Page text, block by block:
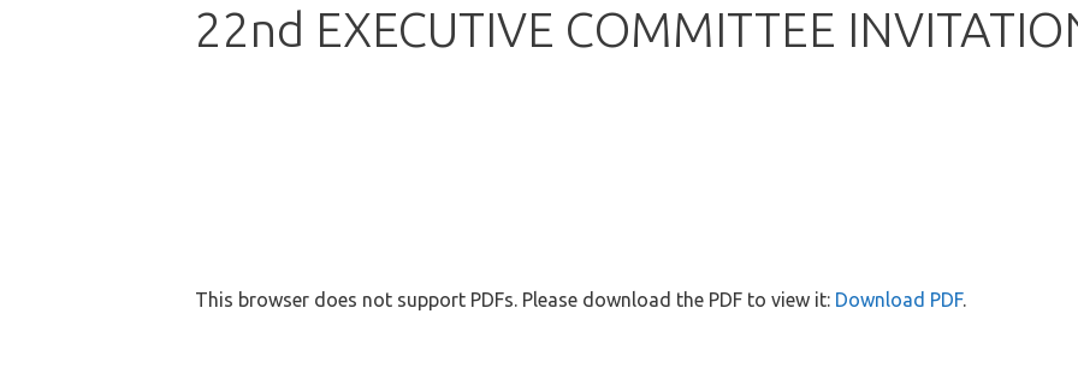
22nd EXECUTIVE COMMITTEE
This browser does not support PDFs. Please download the PDF to view it: Download PDF.